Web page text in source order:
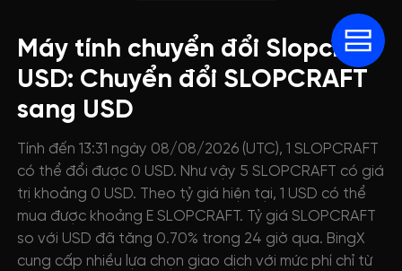
Máy tính chuyển đổi Slopcraft
USD: Chuyển đổi SLOPCRAFT
sang USD
Tính đến 13:31 ngày 08/08/2026 (UTC), 1 SLOPCRAFT
có thể đổi được 0 USD. Như vậy 5 SLOPCRAFT có giá
trị khoảng 0 USD. Theo tỷ giá hiện tại, 1 USD có thể
mua được khoảng E SLOPCRAFT. Tỷ giá SLOPCRAFT
so với USD đã tăng 0.70% trong 24 giờ qua. BingX
cung cấp nhiều lựa chọn giao dịch với mức phí chỉ từ